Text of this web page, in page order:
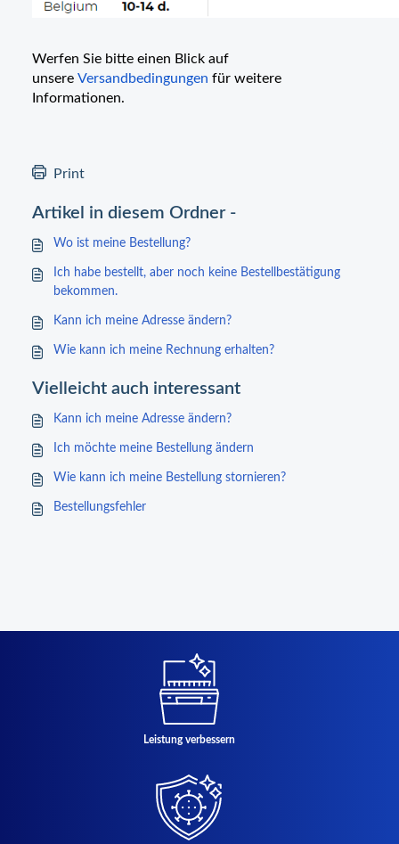
Werfen Sie bitte einen Blick auf
unsere Versandbedingungen für weitere
Informationen.
Print
Artikel in diesem Ordner -
Wo ist meine Bestellung?
Ich habe bestellt, aber noch keine Bestellbestätigung
bekommen.
Kann ich meine Adresse ändern?
Wie kann ich meine Rechnung erhalten?
Vielleicht auch interessant
Kann ich meine Adresse ändern?
Ich möchte meine Bestellung ändern
Wie kann ich meine Bestellung stornieren?
Bestellungsfehler
Leistung verbessern